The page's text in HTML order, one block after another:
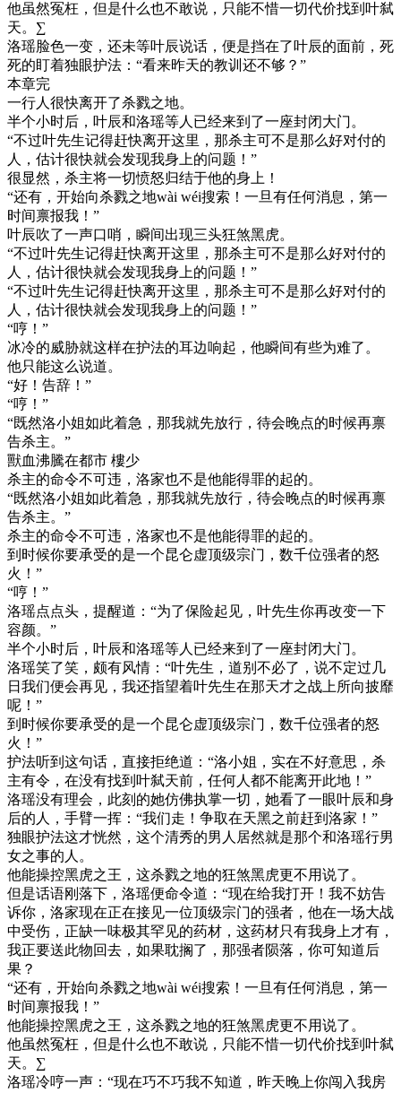
他虽然冤枉，但是什么也不敢说，只能不惜一切代价找到叶弑
天。∑
洛瑶脸色一变，还未等叶辰说话，便是挡在了叶辰的面前，死
死的盯着独眼护法：“看来昨天的教训还不够？”
本章完
一行人很快离开了杀戮之地。
半个小时后，叶辰和洛瑶等人已经来到了一座封闭大门。
“不过叶先生记得赶快离开这里，那杀主可不是那么好对付的
人，估计很快就会发现我身上的问题！”
很显然，杀主将一切愤怒归结于他的身上！
“还有，开始向杀戮之地wài wéi搜索！一旦有任何消息，第一
时间禀报我！”
叶辰吹了一声口哨，瞬间出现三头狂煞黑虎。
“不过叶先生记得赶快离开这里，那杀主可不是那么好对付的
人，估计很快就会发现我身上的问题！”
“不过叶先生记得赶快离开这里，那杀主可不是那么好对付的
人，估计很快就会发现我身上的问题！”
“哼！”
冰冷的威胁就这样在护法的耳边响起，他瞬间有些为难了。
他只能这么说道。
“好！告辞！”
“哼！”
“既然洛小姐如此着急，那我就先放行，待会晚点的时候再禀
告杀主。”
獸血沸騰在都市 樓少
杀主的命令不可违，洛家也不是他能得罪的起的。
“既然洛小姐如此着急，那我就先放行，待会晚点的时候再禀
告杀主。”
杀主的命令不可违，洛家也不是他能得罪的起的。
到时候你要承受的是一个昆仑虚顶级宗门，数千位强者的怒
火！”
“哼！”
洛瑶点点头，提醒道：“为了保险起见，叶先生你再改变一下
容颜。”
半个小时后，叶辰和洛瑶等人已经来到了一座封闭大门。
洛瑶笑了笑，颇有风情：“叶先生，道别不必了，说不定过几
日我们便会再见，我还指望着叶先生在那天才之战上所向披靡
呢！”
到时候你要承受的是一个昆仑虚顶级宗门，数千位强者的怒
火！”
护法听到这句话，直接拒绝道：“洛小姐，实在不好意思，杀
主有令，在没有找到叶弑天前，任何人都不能离开此地！”
洛瑶没有理会，此刻的她仿佛执掌一切，她看了一眼叶辰和身
后的人，手臂一挥：“我们走！争取在天黑之前赶到洛家！”
独眼护法这才恍然，这个清秀的男人居然就是那个和洛瑶行男
女之事的人。
他能操控黑虎之王，这杀戮之地的狂煞黑虎更不用说了。
但是话语刚落下，洛瑶便命令道：“现在给我打开！我不妨告
诉你，洛家现在正在接见一位顶级宗门的强者，他在一场大战
中受伤，正缺一味极其罕见的药材，这药材只有我身上才有，
我正要送此物回去，如果耽搁了，那强者陨落，你可知道后
果？
“还有，开始向杀戮之地wài wéi搜索！一旦有任何消息，第一
时间禀报我！”
他能操控黑虎之王，这杀戮之地的狂煞黑虎更不用说了。
他虽然冤枉，但是什么也不敢说，只能不惜一切代价找到叶弑
天。∑
洛瑶冷哼一声：“现在巧不巧我不知道，昨天晚上你闯入我房